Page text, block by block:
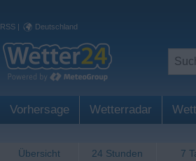
RSS | Deutschland
Vorhersage Wetterradar
Übersicht 24 Stunden 7